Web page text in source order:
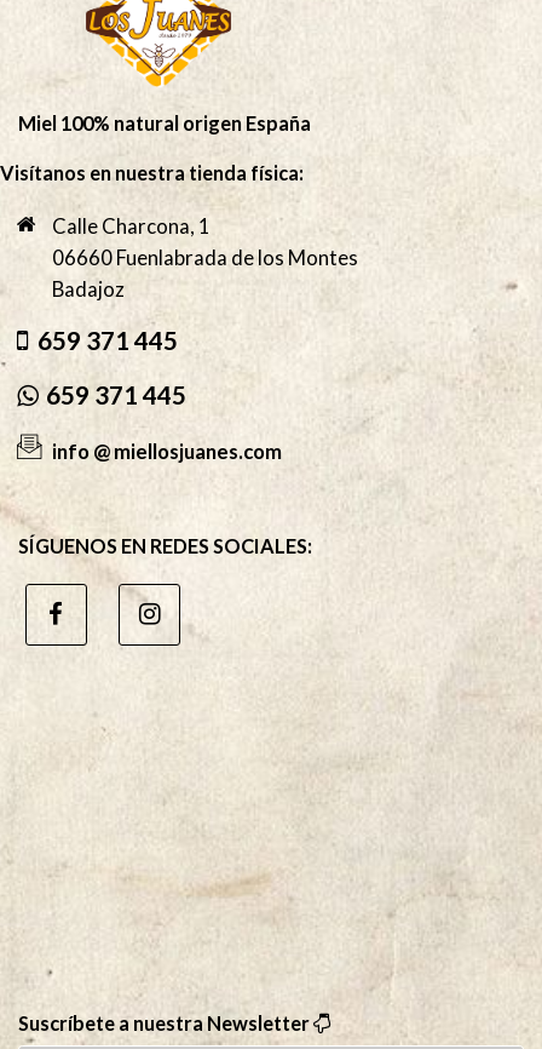
Miel 100% natural origen España
Visítanos en nuestra tienda física:
Calle Charcona, 1
06660 Fuenlabrada de los Montes
Badajoz
659 371 445
659 371 445
info @ miellosjuanes.com
SÍGUENOS EN REDES SOCIALES:
Suscríbete a nuestra Newsletter